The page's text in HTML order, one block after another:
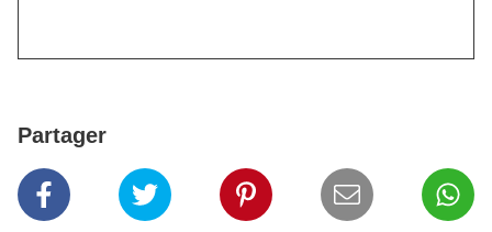
Partager